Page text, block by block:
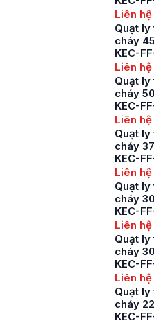
Liên hệ
Quạt
cháy
KEC-
Liên hệ
Quạt
cháy
KEC-
Liên hệ
Quạt
cháy
KEC-
Liên hệ
Quạt
cháy
KEC-
Liên hệ
Quạt
cháy
KEC-
Liên hệ
Quạt
cháy
KEC-